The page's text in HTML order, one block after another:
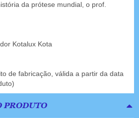
da prótese mundial, o prof.
Kotalux Kota
de fabricação, válida a partir da data
PRODUTO